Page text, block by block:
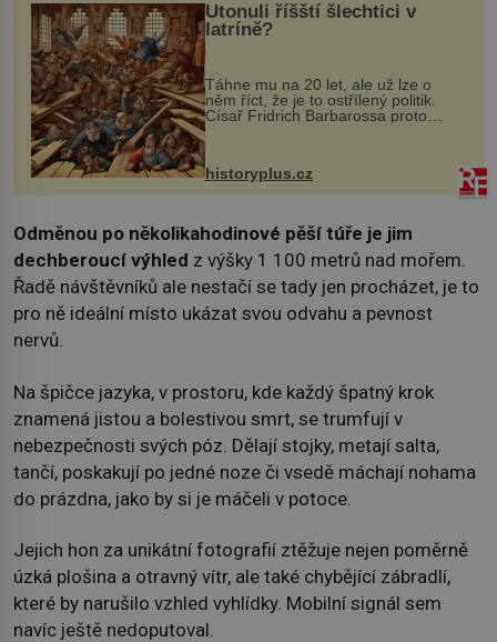
Utonuli říšští šlechtici v
latríně?
Táhne mu na 20 let, ale už lze o
něm říct, že je to ostřílený politik.
Císař Fridrich Barbarossa proto
posílá svého syna a dědice Jindřicha
VI. do Erfurtu, aby se stal
prostředníkem při řešení sporu m...
historyplus.cz
Odměnou po několikahodinové pěší túře je jim
dechberoucí výhled z výšky 1 100 metrů nad mořem.
Řadě návštěvníků ale nestačí se tady jen procházet, je to
pro ně ideální místo ukázat svou odvahu a pevnost
nervů.
Na špičce jazyka, v prostoru, kde každý špatný krok
znamená jistou a bolestivou smrt, se trumfují v
nebezpečnosti svých póz. Dělají stojky, metají salta,
tančí, poskakují po jedné noze či vsedě máchají nohama
do prázdna, jako by si je máčeli v potoce.
Jejich hon za unikátní fotografií ztěžuje nejen poměrně
úzká plošina a otravný vítr, ale také chybějící zábradlí,
které by narušilo vzhled vyhlídky. Mobilní signál sem
navíc ještě nedoputoval.